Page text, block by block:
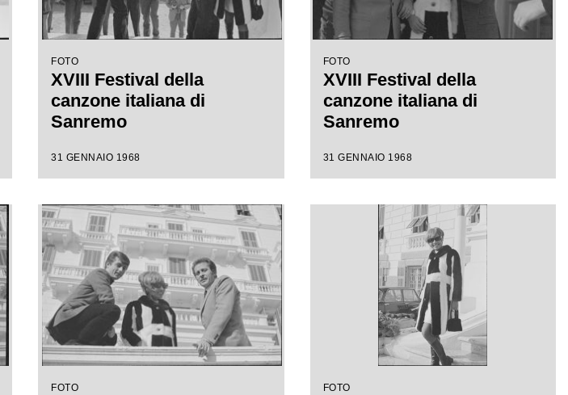
FOTO
XVIII Festival della
canzone italiana di
Sanremo
31 GENNAIO 1968
FOTO
XVIII Festival della
canzone italiana di
Sanremo
31 GENNAIO 1968
FOTO FOTO